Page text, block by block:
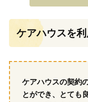
ケアハウスを
ケアハウスの契約
とができ、とても